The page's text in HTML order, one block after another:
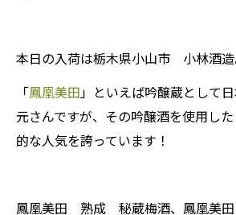
本日の入荷は栃木県小山市 小林酒造
「鳳凰美田」といえば吟醸蔵として
元さんですが、その吟醸酒を使用し
的な人気を誇っています！
鳳凰美田 熟成 秘蔵梅酒、鳳凰美